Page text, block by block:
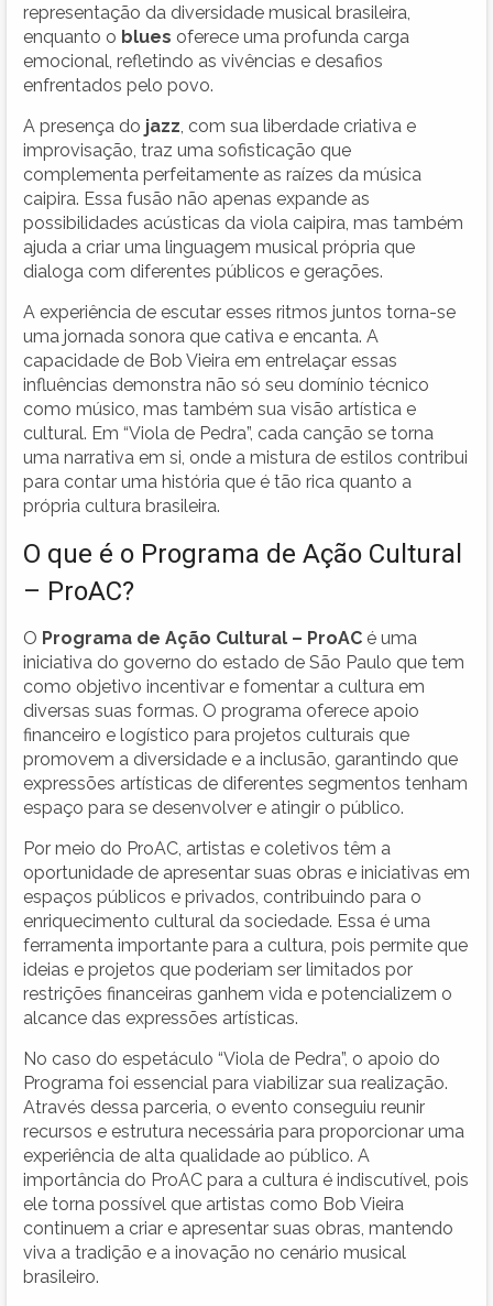
representação da diversidade musical brasileira,
enquanto o blues oferece uma profunda carga
emocional, refletindo as vivências e desafios
enfrentados pelo povo.
A presença do jazz , com sua liberdade criativa e
improvisação, traz uma sofisticação que
complementa perfeitamente as raízes da música
caipira. Essa fusão não apenas expande as
possibilidades acústicas da viola caipira, mas também
ajuda a criar uma linguagem musical própria que
dialoga com diferentes públicos e gerações.
A experiência de escutar esses ritmos juntos torna-se
uma jornada sonora que cativa e encanta. A
capacidade de Bob Vieira em entrelaçar essas
influências demonstra não só seu domínio técnico
como músico, mas também sua visão artística e
cultural. Em “Viola de Pedra”, cada canção se torna
uma narrativa em si, onde a mistura de estilos contribui
para contar uma história que é tão rica quanto a
própria cultura brasileira.
O que é o Programa de Ação Cultural
– ProAC?
O Programa de Ação Cultural – ProAC é uma
iniciativa do governo do estado de São Paulo que tem
como objetivo incentivar e fomentar a cultura em
diversas suas formas. O programa oferece apoio
financeiro e logístico para projetos culturais que
promovem a diversidade e a inclusão, garantindo que
expressões artísticas de diferentes segmentos tenham
espaço para se desenvolver e atingir o público.
Por meio do ProAC, artistas e coletivos têm a
oportunidade de apresentar suas obras e iniciativas em
espaços públicos e privados, contribuindo para o
enriquecimento cultural da sociedade. Essa é uma
ferramenta importante para a cultura, pois permite que
ideias e projetos que poderiam ser limitados por
restrições financeiras ganhem vida e potencializem o
alcance das expressões artísticas.
No caso do espetáculo “Viola de Pedra”, o apoio do
Programa foi essencial para viabilizar sua realização.
Através dessa parceria, o evento conseguiu reunir
recursos e estrutura necessária para proporcionar uma
experiência de alta qualidade ao público. A
importância do ProAC para a cultura é indiscutível, pois
ele torna possível que artistas como Bob Vieira
continuem a criar e apresentar suas obras, mantendo
viva a tradição e a inovação no cenário musical
brasileiro.